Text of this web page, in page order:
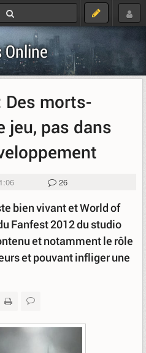
Des morts-
jeu, pas dans
26
bien vivant et World of
Fanfest 2012 du studio
et notamment le rôle
et pouvant infliger une